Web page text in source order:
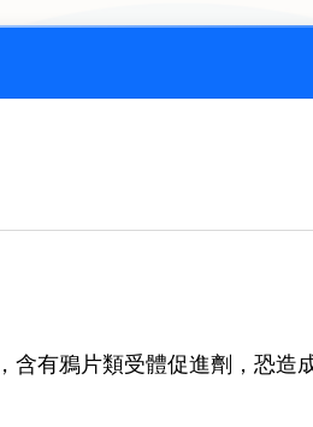
有鴉片類受體促進劑，恐造